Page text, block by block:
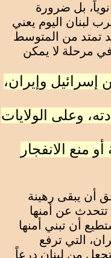
بل ضرورة
لبنان اليوم يعني
تمتد من المتوسط
مرحلة لا يمكن
إسرائيل وإيران،
وعلى الولايات
منع الانفجار
أن يبقى رهينة
تتحدث عن أمنها
أن تبني أمنها
التي ترفع
من لبنان درعاً